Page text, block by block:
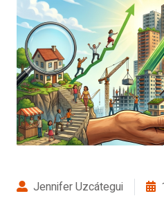
Jennifer Uzcátegui